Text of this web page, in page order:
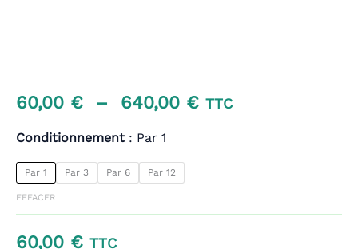
60,00 € – 640,00 €Plage
à
TTC
Conditionnement Par 1
Par 1 Par 3 Par 6 Par 12
EFFACER
60,00 € TTC